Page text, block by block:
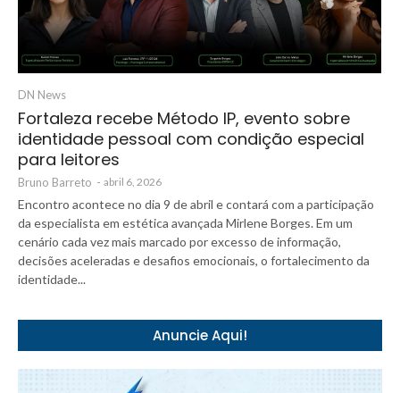
DN News
Fortaleza recebe Método IP, evento sobre
identidade pessoal com condição especial
para leitores
Bruno Barreto - abril 6, 2026
Encontro acontece no dia 9 de abril e contará com a participação
da especialista em estética avançada Mirlene Borges. Em um
cenário cada vez mais marcado por excesso de informação,
decisões aceleradas e desafios emocionais, o fortalecimento da
identidade...
Anuncie Aqui!